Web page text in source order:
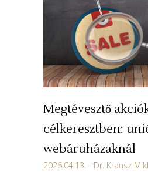
Megtévesztő
célkeresztben:
webáruházaknál
2026.04.13. Dr. Krausz